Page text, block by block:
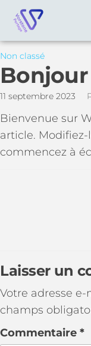
Non classé
11 septembre 2023
Bienvenue sur
article.
commencez à
Laisser un
Votre adresse
champs
Commentaire *